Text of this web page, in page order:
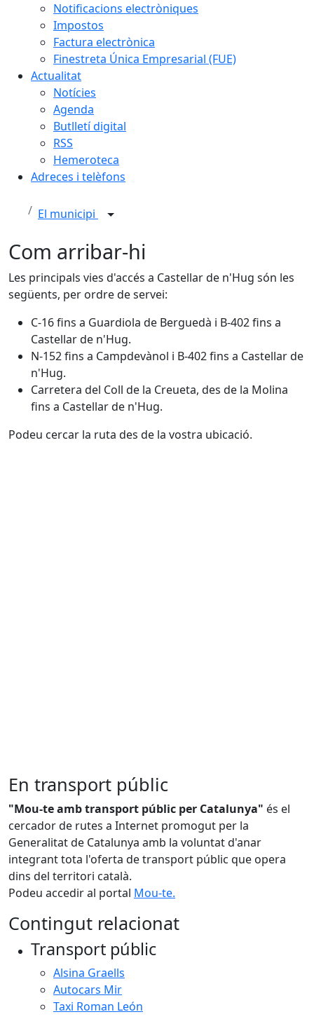
Notificacions electròniques
Impostos
Factura electrònica
Finestreta Única Empresarial (FUE)
Actualitat
Notícies
Agenda
Butlletí digital
RSS
Hemeroteca
Adreces i telèfons
El municipi
Com arribar-hi
Les principals vies d'accés a Castellar de n'Hug són les
següents, per ordre de servei:
C-16 fins a Guardiola de Berguedà i B-402 fins a
Castellar de n'Hug.
N-152 fins a Campdevànol i B-402 fins a Castellar de
n'Hug.
Carretera del Coll de la Creueta, des de la Molina
fins a Castellar de n'Hug.
Podeu cercar la ruta des de la vostra ubicació.
En transport públic
"Mou-te amb transport públic per Catalunya" és el
cercador de rutes a Internet promogut per la
Generalitat de Catalunya amb la voluntat d'anar
integrant tota l'oferta de transport públic que opera
dins del territori català.
Podeu accedir al portal Mou-te.
Contingut relacionat
Transport públic
Alsina Graells
Autocars Mir
Taxi Roman León